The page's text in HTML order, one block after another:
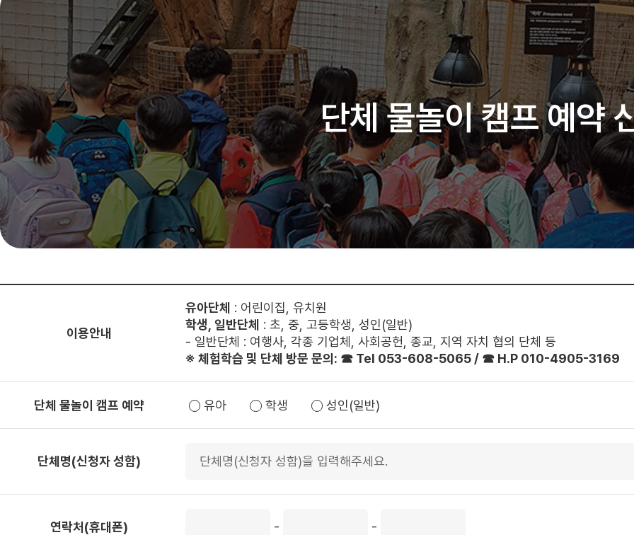
단체 물놀이 캠프 예약
이용안내
유아단체 : 어린이집, 유치원
학생, 일반단체 : 초, 중, 고등학생, 성인(일반)
- 일반단체 : 여행사, 각종 기업체, 사회공헌, 종교, 지역 자치 협의 단체 등
※ 체험학습 및 단체 방문 문의: ☎ Tel 053-608-5065 / ☎ H.P 010-4905-3169
단체 물놀이 캠프 예약 유아 학생 성인(일반)
단체명(신청자 성함)
연락처(휴대폰) - -